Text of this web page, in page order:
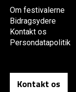
Om festivalerne
Bidragsydere
Kontakt os
Persondatapolitik
Kontakt os